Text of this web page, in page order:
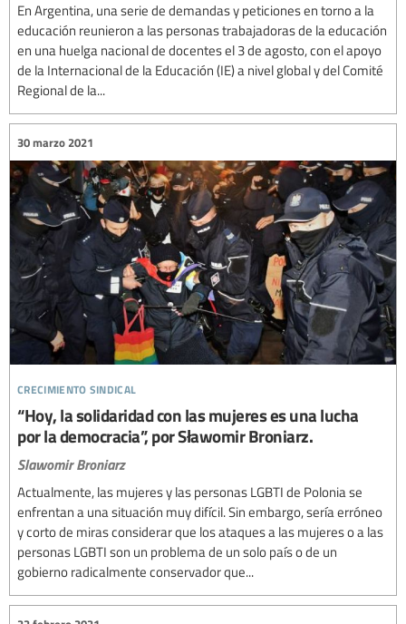
En Argentina, una serie de demandas y peticiones en torno a la
educación reunieron a las personas trabajadoras de la educación
en una huelga nacional de docentes el 3 de agosto, con el apoyo
de la Internacional de la Educación (IE) a nivel global y del Comité
Regional de la...
crecimiento sindical
30 marzo 2021
“Hoy, la solidaridad con las mujeres es una lucha
por la democracia”, por Sławomir Broniarz.
Slawomir Broniarz
Actualmente, las mujeres y las personas LGBTI de Polonia se
enfrentan a una situación muy difícil. Sin embargo, sería erróneo
y corto de miras considerar que los ataques a las mujeres o a las
personas LGBTI son un problema de un solo país o de un
gobierno radicalmente conservador que...